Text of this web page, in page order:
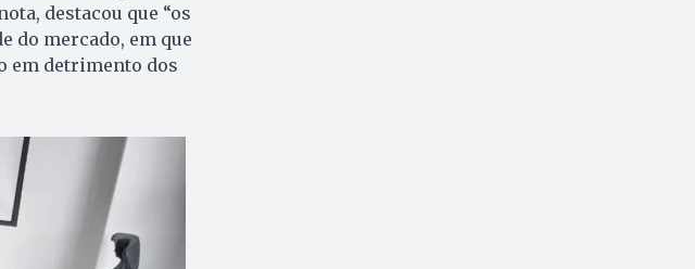
destacou que “os
do mercado, em que
em detrimento dos